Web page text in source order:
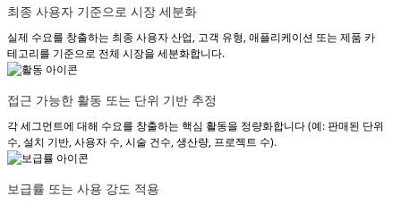
최종 사용자 기준으로 시장 세분화
실제 수요를 창출하는 최종 사용자 산업, 고객 유형, 애플리케이션 또는 제품 카
테고리를 기준으로 전체 시장을 세분화합니다.
접근 가능한 활동 또는 단위 기반 추정
각 세그먼트에 대해 수요를 창출하는 핵심 활동을 정량화합니다 (예: 판매된 단위
수, 설치 기반, 사용자 수, 시술 건수, 생산량, 프로젝트 수).
보급률 또는 사용 강도 적용